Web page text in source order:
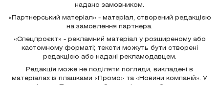
надано замовником.
«Партнерський матеріал» - матеріал, створений редакцією
на замовлення партнера.
«Спецпроєкт» - рекламний матеріал у розширеному або
кастомному форматі; тексти можуть бути створені
редакцією або надані рекламодавцем.
Редакція може не поділяти погляди, викладені в
матеріалах із плашками «Промо» та «Новини компаній». У